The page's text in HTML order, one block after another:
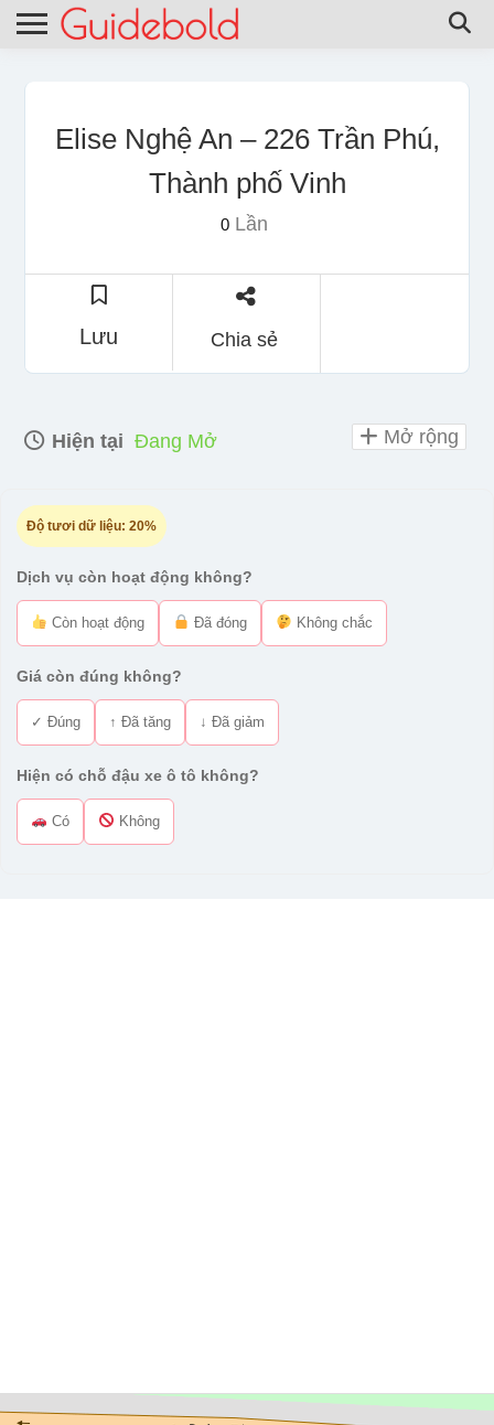
Elise Nghệ An – 226 Trần Phú,
Thành phố Vinh
0Lần
Lưu Chia sẻ
Hiện tại Đang Mở
Độ tươi dữ liệu: 20%
Dịch vụ còn hoạt động không?
Còn hoạt động Đã đóng Không chắc
Giá còn đúng không?
✓ Đúng ↑ Đã tăng ↓ Đã giảm
Hiện có chỗ đậu xe ô tô không?
Có Không
Mở rộng